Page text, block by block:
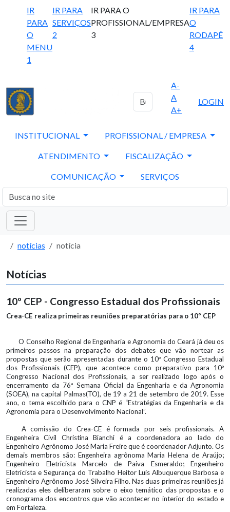
IR
PARA
O
MENU
1
IR PARA
SERVIÇOS
2
IR PARA O
PROFISSIONAL/EMPRESA
3
IR PARA
O
RODAPÉ
4
A-
A
A+
LOGIN
INSTITUCIONAL PROFISSIONAL / EMPRESA
ATENDIMENTO FISCALIZAÇÃO
COMUNICAÇÃO SERVIÇOS
notícias notícia
Notícias
10º CEP - Congresso Estadual dos Profissionais
Crea-CE realiza primeiras reuniões preparatórias para o 10º CEP
O Conselho Regional de Engenharia e Agronomia do Ceará já deu os
primeiros passos na preparação dos debates que vão nortear as
propostas que serão apresentadas durante o 10º Congresso Estadual
dos Profissionais (CEP), que acontece como preparativo para 10º
Congresso Nacional dos Profissionais, a ser realizado logo após o
encerramento da 76ª Semana Oficial da Engenharia e da Agronomia
(SOEA), na capital Palmas(TO), de 19 a 21 de setembro de 2019. Esse
ano, o tema escolhido para o CNP é “Estratégias da Engenharia e da
Agronomia para o Desenvolvimento Nacional”.
A comissão do Crea-CE é formada por seis profissionais. A
Engenheira Civil Christina Bianchi é a coordenadora ao lado do
Engenheiro Agrônomo José Maria Freire que é coordenador Adjunto. Os
demais membros são: Engenheira agrônoma Maria Helena de Araújo;
Engenheiro Eletricista Marcelo de Paiva Esmeraldo; Engenheiro
Eletricista e Segurança do Trabalho Heitor Luís Albuquerque Barbosa e
Engenheiro Agrônomo José Silveira Filho. Nas duas primeiras reuniões já
realizadas eles deliberaram sobre o eixo temático das propostas e o
cronograma dos encontros que vão acontecer no interior do estado e
em Fortaleza.